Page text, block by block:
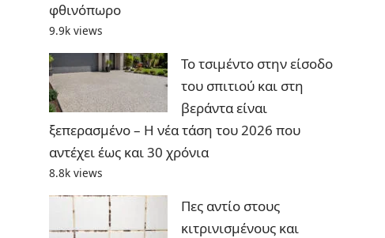
φθινόπωρο
9.9k views
Το τσιμέντο στην είσοδο
του σπιτιού και στη
βεράντα είναι
ξεπερασμένο – Η νέα τάση του 2026 που
αντέχει έως και 30 χρόνια
8.8k views
Πες αντίο στους
κιτρινισμένους και